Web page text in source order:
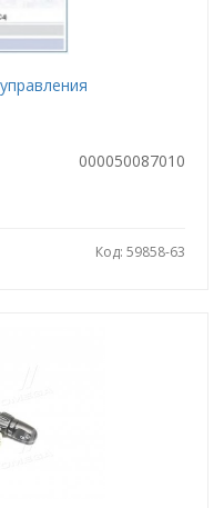
000050087010
Код: 59858-63